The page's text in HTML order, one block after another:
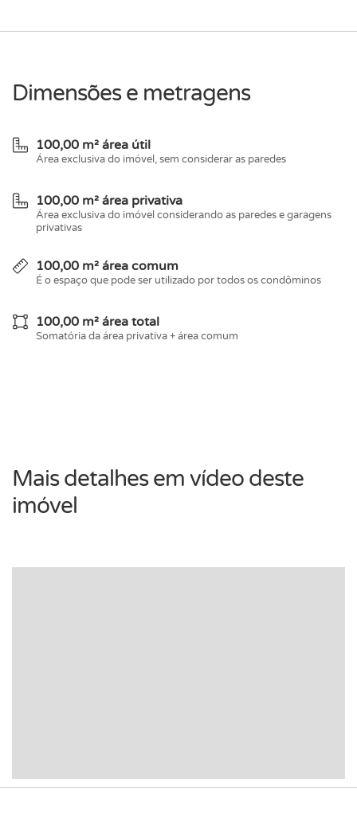
Dimensões e metragens
100,00 m² área útil
Área exclusiva do imóvel, sem considerar as paredes
100,00 m² área privativa
Área exclusiva do imóvel considerando as paredes e garagens
privativas
100,00 m² área comum
É o espaço que pode ser utilizado por todos os condôminos
100,00 m² área total
Somatória da área privativa + área comum
Mais detalhes em vídeo deste
imóvel